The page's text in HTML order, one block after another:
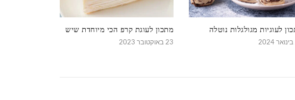
לעוגיות מגולגלות נוטלה מתכון לעוגת קרפ הכי מיוחדת שיש
23 באוקטובר 2023